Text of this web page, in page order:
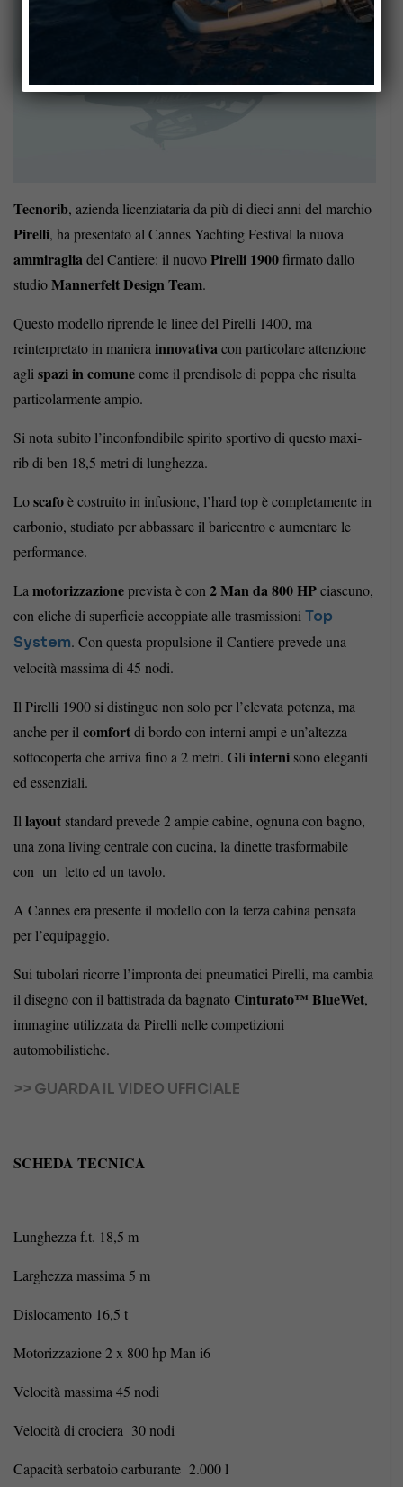
Tecnorib, azienda licenziataria da più di dieci anni del marchio
Pirelli, ha presentato al Cannes Yachting Festival la nuova
ammiragliadel Cantiere: il nuovoPirelli 1900firmato dallo
studioMannerfelt Design Team.
Questo modello riprende le linee del Pirelli 1400, ma
reinterpretato in maniera innovativacon particolare attenzione
agli spazi in comunecome il prendisole di poppa che risulta
particolarmente ampio.
Si nota subito l’inconfondibile spirito sportivo di questo maxi-
rib di ben 18,5 metri di lunghezza.
Loscafoè costruito in infusione, l’hard top è completamente in
carbonio, studiato per abbassare il baricentro e aumentare le
performance.
La motorizzazioneprevista è con 2 Man da 800 HPciascuno,
con eliche di superficie accoppiate alle trasmissioni Top
System. Con questa propulsione il Cantiere prevede una
velocità massima di 45 nodi.
Il Pirelli 1900 si distingue non solo per l’elevata potenza, ma
anche per il comfortdi bordo con interni ampi e un’altezza
sottocoperta che arriva fino a 2 metri. Gli interni sono eleganti
ed essenziali.
Il layout standard prevede 2 ampie cabine, ognuna con bagno,
una zona living centrale con cucina, la dinette trasformabile
con un letto ed un tavolo.
A Cannes era presente il modello con la terza cabina pensata
per l’equipaggio.
Sui tubolari ricorre l’impronta dei pneumatici Pirelli, ma cambia
il disegno con il battistrada da bagnato Cinturato™ BlueWet,
immagine utilizzata da Pirelli nelle competizioni
automobilistiche.
>> GUARDA IL VIDEO UFFICIALE
SCHEDA TECNICA
Lunghezza f.t. 18,5 m
Larghezza massima 5 m
Dislocamento 16,5 t
Motorizzazione 2 x 800 hp Man i6
Velocità massima 45 nodi
Velocità di crociera 30 nodi
Capacità serbatoio carburante 2.000 l